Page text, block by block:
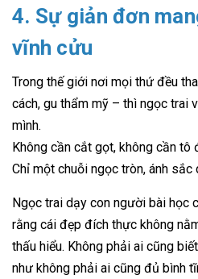
4. Sự giản đơn
vĩnh cửu
Trong thế giới nơi mọi thứ đều
cách, gu thẩm mỹ – thì ngọc trai
mình.
Không cần cắt gọt, không cần tô
Chỉ một chuỗi ngọc tròn, ánh sắc
Ngọc trai dạy con người bài học
rằng cái đẹp đích thực không
thấu hiểu. Không phải ai cũng
như không phải ai cũng đủ bình